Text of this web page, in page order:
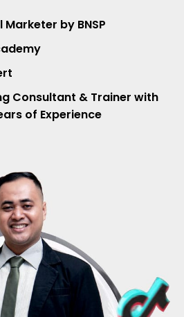
by BNSP
Consultant & Trainer with
of Experience